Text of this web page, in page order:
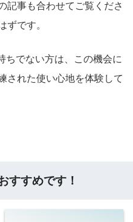
記事も合わせてご覧くださ
ずです。
ちでない方は、この機会に
された使い心地を体験して
すすめです！